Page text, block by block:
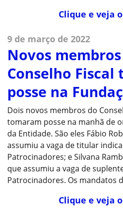
Clique e veja
9 de março de 2022
Novos
Conselho Fiscal
posse na
Dois novos membros do
tomaram posse na manhã de
da Entidade. São eles Fábio
assumiu a vaga de titular
Patrocinadores; e Silvana
que assumiu a vaga de
Patrocinadores. Os mandatos
Clique e veja